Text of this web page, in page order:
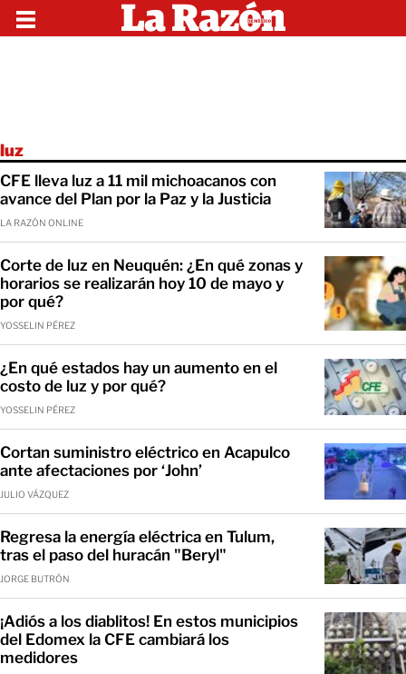
luz
CFE lleva luz a 11 mil michoacanos con
avance del Plan por la Paz y la Justicia
LA RAZÓN ONLINE
Corte de luz en Neuquén: ¿En qué zonas y
horarios se realizarán hoy 10 de mayo y
por qué?
YOSSELIN PÉREZ
¿En qué estados hay un aumento en el
costo de luz y por qué?
YOSSELIN PÉREZ
Cortan suministro eléctrico en Acapulco
ante afectaciones por ‘John’
JULIO VÁZQUEZ
Regresa la energía eléctrica en Tulum,
tras el paso del huracán "Beryl"
JORGE BUTRÓN
¡Adiós a los diablitos! En estos municipios
del Edomex la CFE cambiará los
medidores